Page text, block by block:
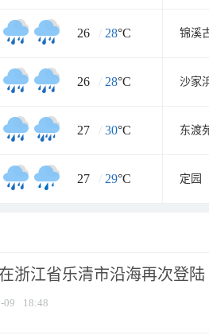
26 / 28°C 锦溪
26 / 28°C 沙家
27 / 30°C 东渡
27 / 29°C 定园
浙江省乐清市沿海再次登陆
09 18:48